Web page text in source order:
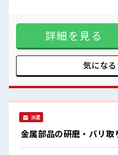
安心してお仕事に集中♪
合によってはお願
的に髪色自由で明
有)≪機能的な制服
み解消♪ ≪収入ア
仕事です！ ■職場の雰囲気 派手すぎなければ多少のヘアカラ
ーもOKなのはウ
詳細を見る
気にな
派遣
金属部品の研磨・バリ